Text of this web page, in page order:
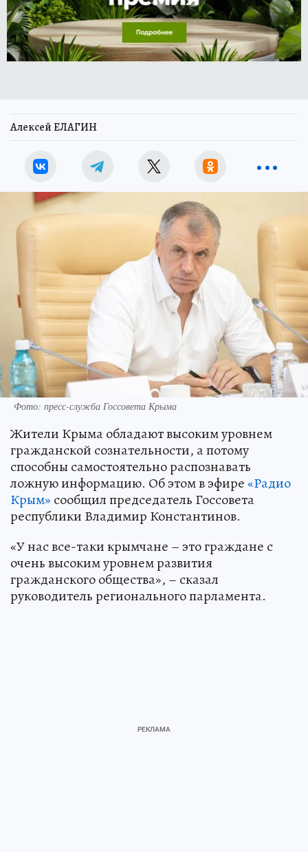
Алексей ЕЛАГИН
Фото: пресс-служба Госсовета Крыма
Жители Крыма обладают высоким уровнем
гражданской сознательности, а потому
способны самостоятельно распознавать
ложную информацию. Об этом в эфире«Радио
Крым» сообщил председатель Госсовета
республики Владимир Константинов.
«У нас все-таки крымчане – это граждане с
очень высоким уровнем развития
гражданского общества», – сказал
руководитель регионального парламента.